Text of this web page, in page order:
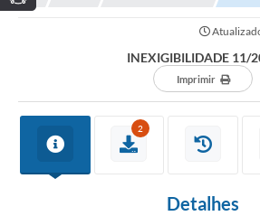
INEXIGIBILIDADE 11/
Imprimir
2
Detalhes